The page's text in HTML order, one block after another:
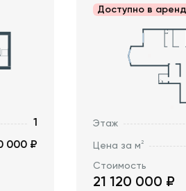
1
000 ₽
Доступно в
Этаж
Цена за м2
Стоимость
21 120 000 ₽